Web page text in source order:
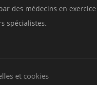
des médecins en
spécialistes.
et cookies